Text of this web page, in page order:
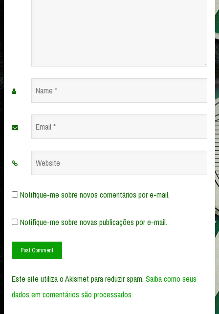
Name
Email
Website
Notifique-me sobre novos comentários por e-mail.
Notifique-me sobre novas publicações por e-mail.
Este site utiliza o Akismet para reduzir spam.Saiba como seus
dados em comentários são processados.